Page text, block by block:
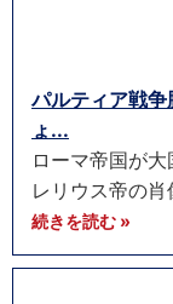
パルティア戦
ょ...
ローマ帝国が
レリウス帝の肖
続きを読む »